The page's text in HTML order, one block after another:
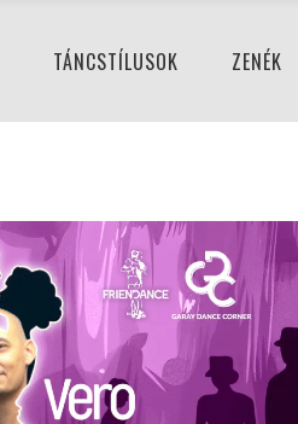
TÁNCSTÍLUSOK ZENÉK